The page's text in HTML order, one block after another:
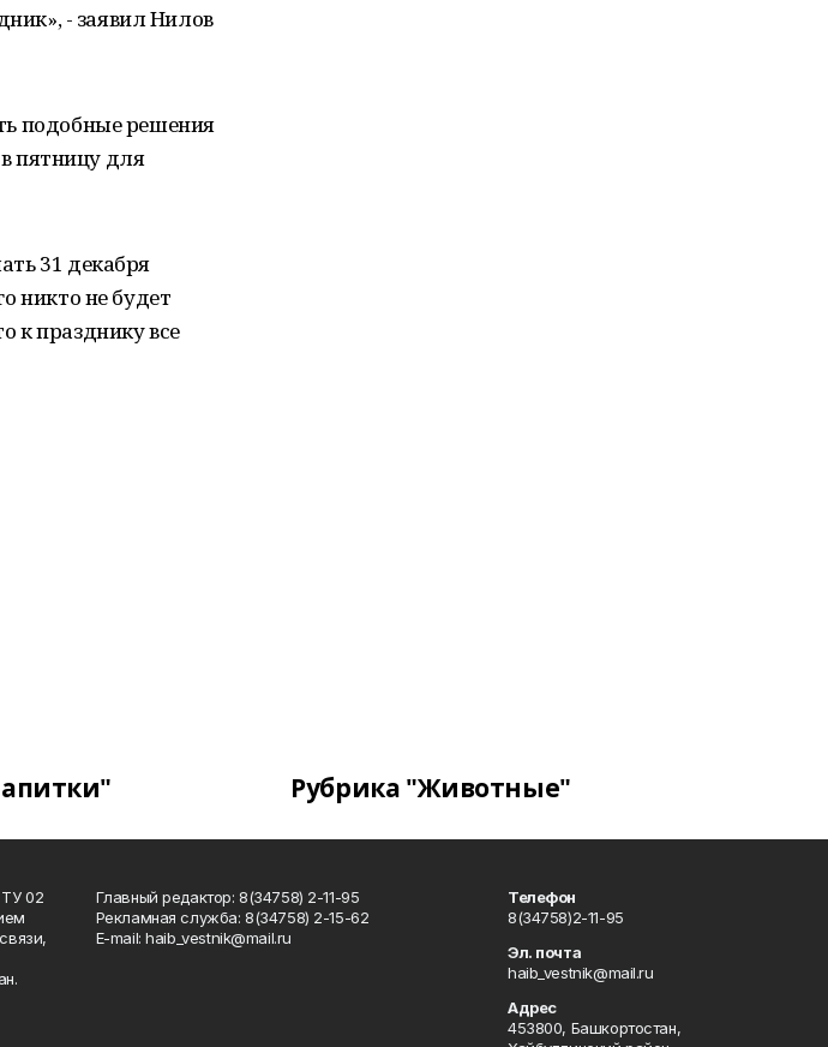
- заявил Нилов
подобные решения
в пятницу для
31 декабря
никто не будет
к празднику все
Рубрика "Животные"
02
Главный редактор: 8(34758) 2-11-95
Рекламная служба: 8(34758) 2-15-62
Е-mаil: haib_vestnik@mail.ru
Телефон
8(34758)2-11-95
Эл. почта
haib_vestnik@mail.ru
Адрес
453800, Башкортостан,